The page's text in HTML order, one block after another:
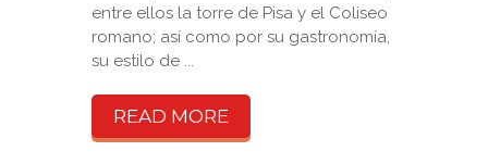
entre ellos la torre de Pisa y el Coliseo
romano; así como por su gastronomía,
su estilo de ...
READ MORE